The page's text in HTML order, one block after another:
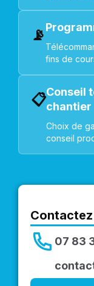
📡
fins de
📋Conseil
chantier
Choix de
conseil
07 83